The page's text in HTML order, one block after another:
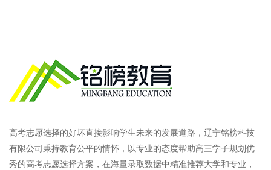
高考志愿选择的好坏直接影响学生未来的发展道路，辽宁铭榜科技
有限公司秉持教育公平的情怀，以专业的态度帮助高三学子规划优
秀的高考志愿选择方案，在海量录取数据中精准推荐大学和专业，